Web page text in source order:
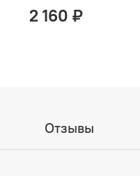
2 160 ₽
Отзывы